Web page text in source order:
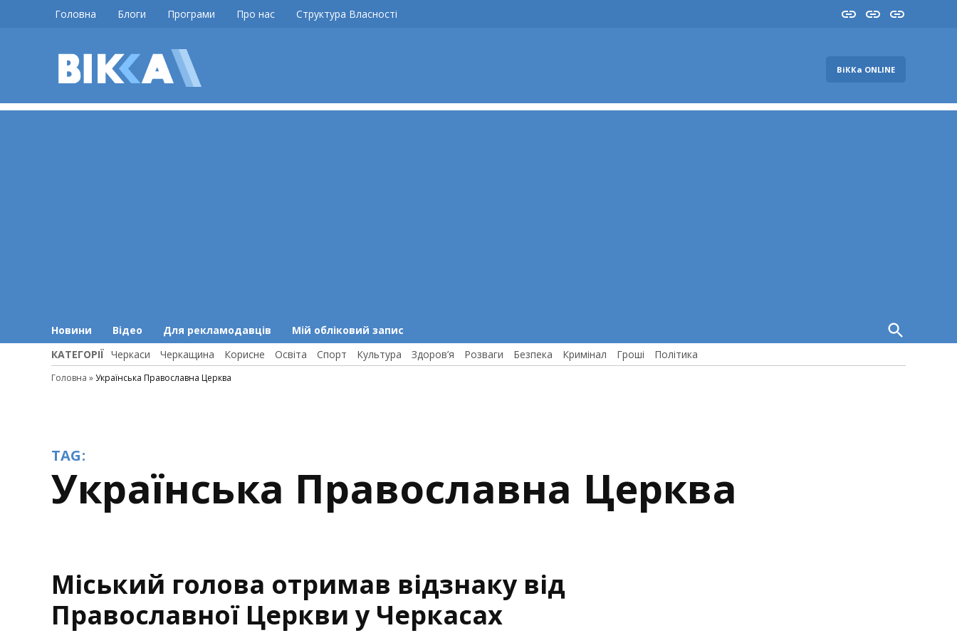
Головна Блоги Програми Про нас Структура Власності InstaYouTube
FB
ВіККа ONLINE
Новини Відео Для рекламодавців Мій обліковий запис
Open
Search
КАТЕГОРІЇ Черкаси Черкащина Корисне Освіта Спорт Культура Здоров’я Розваги Безпека Кримінал Гроші Політика
Головна »Українська Православна Церква
TAG:
Українська Православна Церква
Міський голова отримав відзнаку від
Православної Церкви у Черкасах